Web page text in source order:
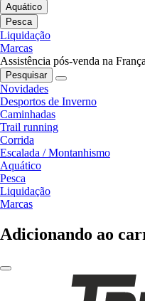
Aquático
Pesca
Liquidação
Marcas
Assistência pós-venda na França
Pesquisar
Novidades
Desportos de Inverno
Caminhadas
Trail running
Corrida
Escalada / Montanhismo
Aquático
Pesca
Liquidação
Marcas
Adicionando ao